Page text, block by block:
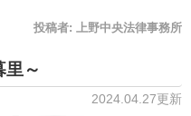
投稿者: 上野中央法律事務所
里～
2024.04.27更新